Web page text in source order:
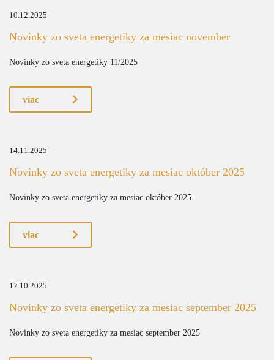
10.12.2025
Novinky zo sveta energetiky za mesiac november
Novinky zo sveta energetiky 11/2025
viac
14.11.2025
Novinky zo sveta energetiky za mesiac október 2025
Novinky zo sveta energetiky za mesiac október 2025.
viac
17.10.2025
Novinky zo sveta energetiky za mesiac september 2025
Novinky zo sveta energetiky za mesiac september 2025